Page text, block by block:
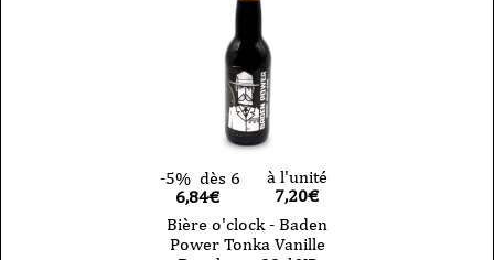
-5% dès 6
6,84€
à l'unité
7,20€
Bière o'clock - Baden
Power Tonka Vanille